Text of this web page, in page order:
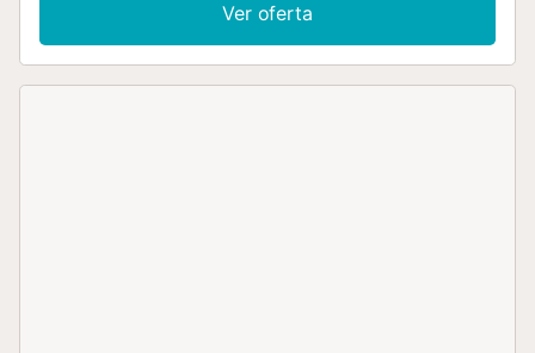
Ver oferta